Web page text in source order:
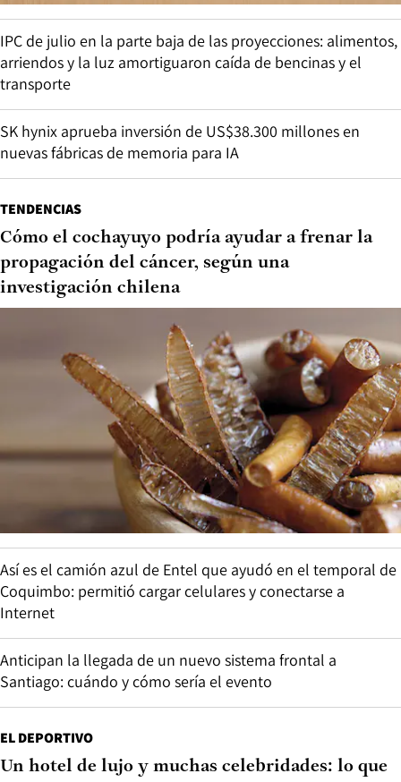
IPC de julio en la parte baja de las proyecciones: alimentos,
arriendos y la luz amortiguaron caída de bencinas y el
transporte
SK hynix aprueba inversión de US$38.300 millones en
nuevas fábricas de memoria para IA
TENDENCIAS
Cómo el cochayuyo podría ayudar a frenar la
propagación del cáncer, según una
investigación chilena
Así es el camión azul de Entel que ayudó en el temporal de
Coquimbo: permitió cargar celulares y conectarse a
Internet
Anticipan la llegada de un nuevo sistema frontal a
Santiago: cuándo y cómo sería el evento
EL DEPORTIVO
Un hotel de lujo y muchas celebridades: lo que